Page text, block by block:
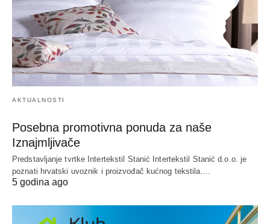
AKTUALNOSTI
Posebna promotivna ponuda za naše
Iznajmljivače
Predstavljanje tvrtke Intertekstil Stanić Intertekstil Stanić d.o.o. je
poznati hrvatski uvoznik i proizvođač kućnog tekstila.…
5 godina ago